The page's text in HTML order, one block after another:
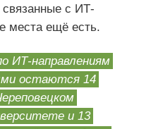
связанные с ИТ-
места ещё есть.
ИТ-направлениям
остаются 14
и 13